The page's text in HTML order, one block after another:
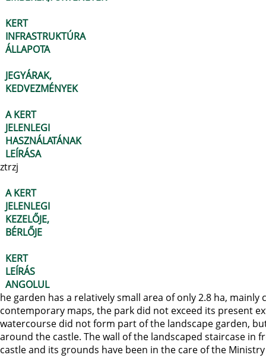
KERT
INFRASTRUKTÚRA
ÁLLAPOTA
JEGYÁRAK,
KEDVEZMÉNYEK
A KERT
JELENLEGI
HASZNÁLATÁNAK
LEÍRÁSA
ztrzj
A KERT
JELENLEGI
KEZELŐJE,
BÉRLŐJE
KERT
LEÍRÁS
ANGOLUL
he garden has a relatively small area of only 2.8 ha,
contemporary maps, the park did not exceed its present
watercourse did not form part of the landscape garden,
around the castle. The wall of the landscaped staircase
castle and its grounds have been in the care of the